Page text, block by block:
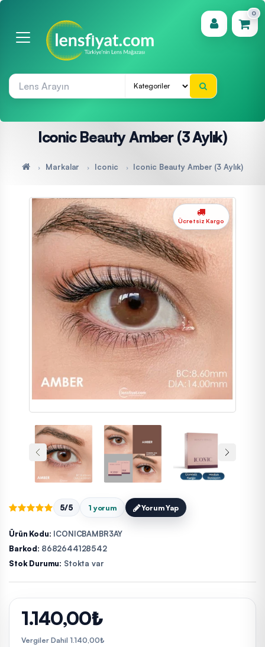
0
(0)
Iconic Beauty Amber (3 Aylık)
Markalar Iconic Iconic Beauty Amber (3 Aylık)
Ücretsiz Kargo
5/5 1 yorum Yorum Yap
Ürün Kodu: ICONICBAMBR3AY
Barkod: 8682644128542
Stok Durumu: Stokta var
1.140,00₺
Vergiler Dahil 1.140,00₺